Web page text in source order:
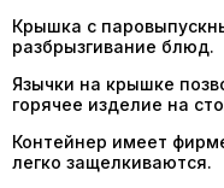
Крышка с
разбрызгивание блюд.
Язычки на крышке
горячее изделие на
Контейнер имеет
легко защелкиваются.